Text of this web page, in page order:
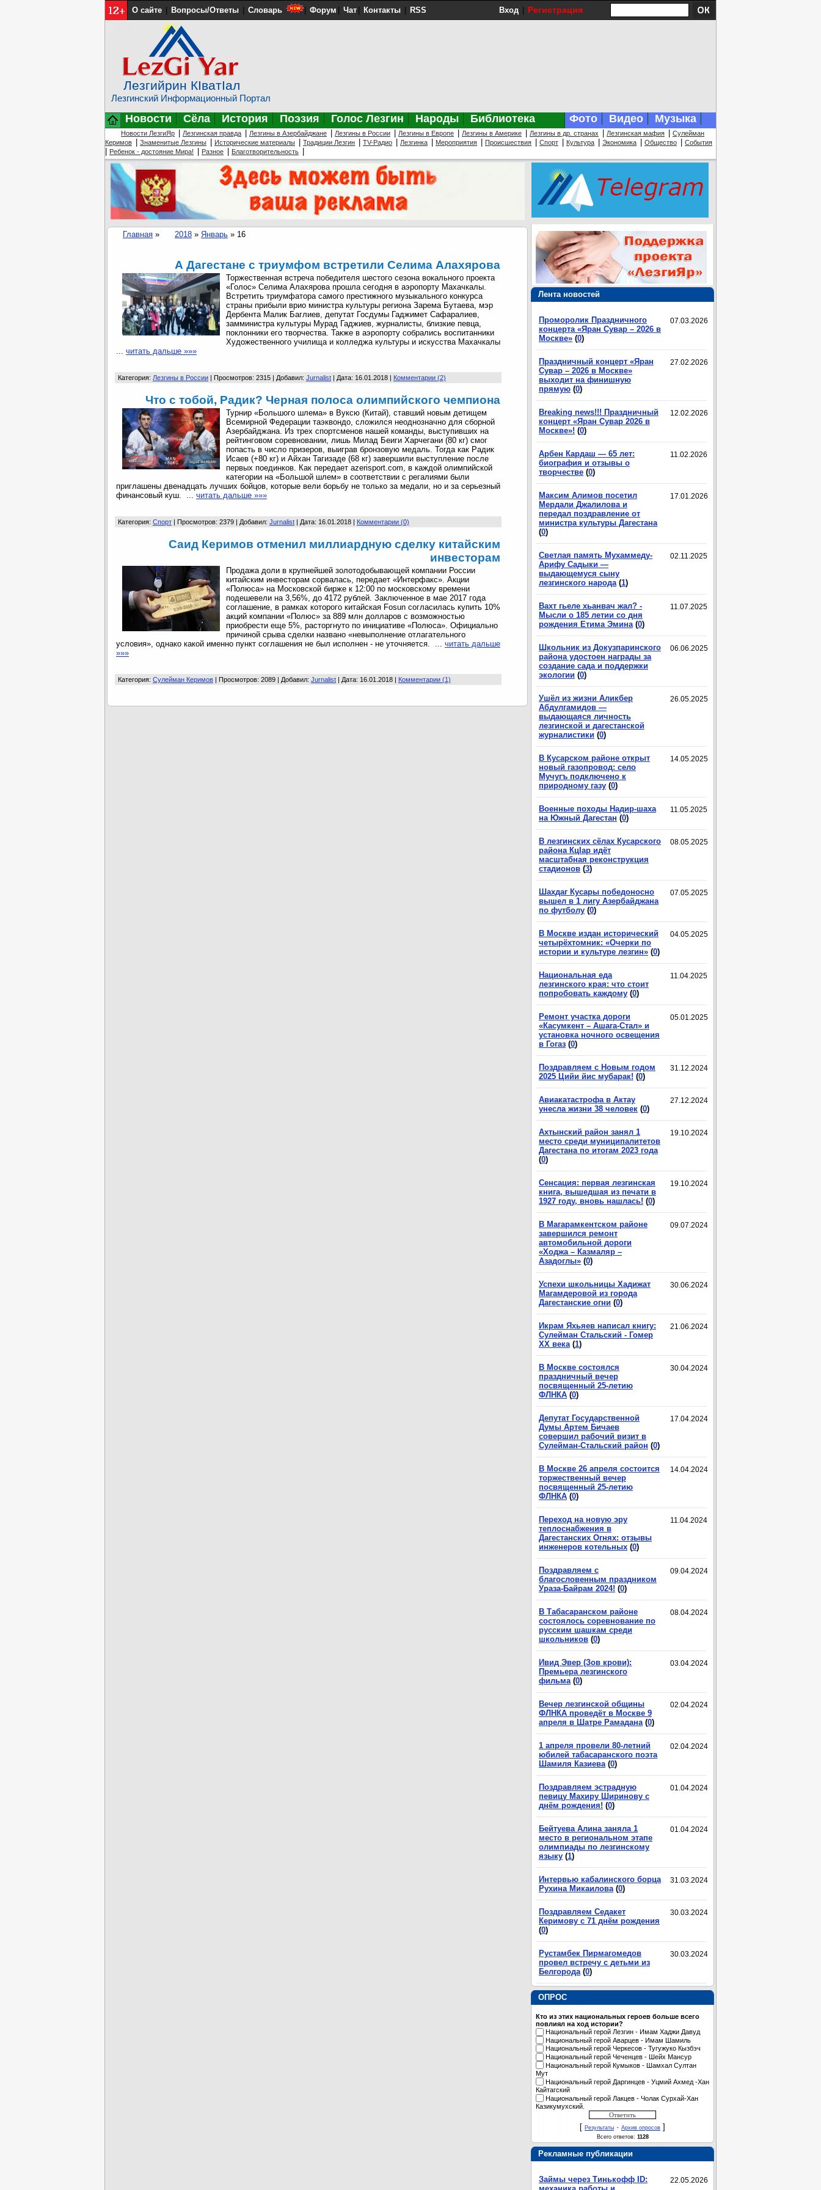
О сайте Вопросы/Ответы Словарь Форум Чат Контакты RSS Вход Регистрация
Лезгийрин КIватIал
Лезгинский Информационный Портал
Новости Сёла История Поэзия Голос Лезгин Народы Библиотека Фото Видео Музыка
Новости ЛезгиЯр Лезгинская правда Лезгины в Азербайджане Лезгины в России Лезгины в Европе Лезгины в Америке Лезгины в др. странах Лезгинская мафия
Сулейман
Керимов
Знаменитые Лезгины Исторические материалы Традиции Лезгин TV-Радио Лезгинка Мероприятия Происшествия Спорт Культура Экономика Общество События
Ребенок - достояние Мира! Разное Благотворительность
Лента новостей
07.03.2026
Проморолик Праздничного
концерта «Яран Сувар – 2026 в
Москве» (0)
27.02.2026
Праздничный концерт «Яран
Сувар – 2026 в Москве»
выходит на финишную
прямую (0)
12.02.2026
Breaking news!!! Праздничный
концерт «Яран Сувар 2026 в
Москве»! (0)
11.02.2026
Арбен Кардаш — 65 лет:
биография и отзывы о
творчестве (0)
17.01.2026
Максим Алимов посетил
Мердали Джалилова и
передал поздравление от
министра культуры Дагестана
(0)
02.11.2025
Светлая память Мухаммеду-
Арифу Садыки —
выдающемуся сыну
лезгинского народа (1)
11.07.2025
Вахт гьеле хьанвач жал? -
Мысли о 185 летии со дня
рождения Етима Эмина (0)
06.06.2025
Школьник из Докузпаринского
района удостоен награды за
создание сада и поддержки
экологии (0)
26.05.2025
Ушёл из жизни Аликбер
Абдулгамидов —
выдающаяся личность
лезгинской и дагестанской
журналистики (0)
14.05.2025
В Кусарском районе открыт
новый газопровод: село
Мучугъ подключено к
природному газу (0)
11.05.2025
Военные походы Надир-шаха
на Южный Дагестан (0)
08.05.2025
В лезгинских сёлах Кусарского
района КцIар идёт
масштабная реконструкция
стадионов (3)
07.05.2025
Шахдаг Кусары победоносно
вышел в 1 лигу Азербайджана
по футболу (0)
04.05.2025
В Москве издан исторический
четырёхтомник: «Очерки по
истории и культуре лезгин» (0)
11.04.2025
Национальная еда
лезгинского края: что стоит
попробовать каждому (0)
05.01.2025
Ремонт участка дороги
«Касумкент – Ашага-Стал» и
установка ночного освещения
в Гогаз (0)
31.12.2024
Поздравляем с Новым годом
2025 Цийи йис мубарак! (0)
27.12.2024
Авиакатастрофа в Актау
унесла жизни 38 человек (0)
19.10.2024
Ахтынский район занял 1
место среди муниципалитетов
Дагестана по итогам 2023 года
(0)
19.10.2024
Сенсация: первая лезгинская
книга, вышедшая из печати в
1927 году, вновь нашлась! (0)
09.07.2024
В Магарамкентском районе
завершился ремонт
автомобильной дороги
«Ходжа – Казмаляр –
Азадоглы» (0)
30.06.2024
Успехи школьницы Хадижат
Магамдеровой из города
Дагестанские огни (0)
21.06.2024
Икрам Яхьяев написал книгу:
Сулейман Стальский - Гомер
XX века (1)
30.04.2024
В Москве состоялся
праздничный вечер
посвященный 25-летию
ФЛНКА (0)
17.04.2024
Депутат Государственной
Думы Артем Бичаев
совершил рабочий визит в
Сулейман-Стальский район (0)
14.04.2024
В Москве 26 апреля состоится
торжественный вечер
посвященный 25-летию
ФЛНКА (0)
11.04.2024
Переход на новую эру
теплоснабжения в
Дагестанских Огнях: отзывы
инженеров котельных (0)
09.04.2024
Поздравляем с
благословенным праздником
Ураза-Байрам 2024! (0)
08.04.2024
В Табасаранском районе
состоялось соревнование по
русским шашкам среди
школьников (0)
03.04.2024
Ивид Эвер (Зов крови):
Премьера лезгинского
фильма (0)
02.04.2024
Вечер лезгинской общины
ФЛНКА проведёт в Москве 9
апреля в Шатре Рамадана (0)
02.04.2024
1 апреля провели 80-летний
юбилей табасаранского поэта
Шамиля Казиева (0)
01.04.2024
Поздравляем эстрадную
певицу Махиру Ширинову с
днём рождения! (0)
01.04.2024
Бейтуева Алина заняла 1
место в региональном этапе
олимпиады по лезгинскому
языку (1)
31.03.2024
Интервью кабалинского борца
Рухина Микаилова (0)
30.03.2024
Поздравляем Седакет
Керимову с 71 днём рождения
(0)
30.03.2024
Рустамбек Пирмагомедов
провел встречу с детьми из
Белгорода (0)
ОПРОС
Кто из этих национальных героев больше всего
повлиял на ход истории?
Национальный герой Лезгин - Имам Хаджи Давуд
Национальный герой Аварцев - Имам Шамиль
Национальный герой Черкесов - Тугужуко Кызбэч
Национальный герой Чеченцев - Шейх Мансур
Национальный герой Кумыков - Шамхал Султан
Мут
Национальный герой Даргинцев - Уцмий Ахмед -Хан
Кайтагский
Национальный герой Лакцев - Чолак Сурхай-Хан
Казикумухский.
[ Результаты · Архив опросов ]
Всего ответов: 1128
Рекламные публикации
22.05.2026
Займы через Тинькофф ID:
Главная » 2018 » Январь » 16
А Дагестане с триумфом встретили Селима Алахярова
Торжественная встреча победителя шестого сезона вокального проекта
«Голос» Селима Алахярова прошла сегодня в аэропорту Махачкалы.
Встретить триумфатора самого престижного музыкального конкурса
страны прибыли врио министра культуры региона Зарема Бутаева, мэр
Дербента Малик Баглиев, депутат Госдумы Гаджимет Сафаралиев,
замминистра культуры Мурад Гаджиев, журналисты, близкие певца,
поклонники его творчества. Также в аэропорту собрались воспитанники
Художественного училища и колледжа культуры и искусства Махачкалы
... читать дальше »»»
Категория: Лезгины в России | Просмотров: 2315 | Добавил: Jurnalist | Дата: 16.01.2018 | Комментарии (2)
Что с тобой, Радик? Черная полоса олимпийского чемпиона
Турнир «Большого шлема» в Вуксю (Китай), ставший новым детищем
Всемирной Федерации таэквондо, сложился неоднозначно для сборной
Азербайджана. Из трех спортсменов нашей команды, выступивших на
рейтинговом соревновании, лишь Милад Беиги Харчегани (80 кг) смог
попасть в число призеров, выиграв бронзовую медаль. Тогда как Радик
Исаев (+80 кг) и Айхан Тагизаде (68 кг) завершили выступление после
первых поединков. Как передает azerisport.com, в каждой олимпийской
категории на «Большой шлем» в соответствии с регалиями были
приглашены двенадцать лучших бойцов, которые вели борьбу не только за медали, но и за серьезный
финансовый куш. ... читать дальше »»»
Категория: Спорт | Просмотров: 2379 | Добавил: Jurnalist | Дата: 16.01.2018 | Комментарии (0)
Саид Керимов отменил миллиардную сделку китайским
инвесторам
Продажа доли в крупнейшей золотодобывающей компании России
китайским инвесторам сорвалась, передает «Интерфакс». Акции
«Полюса» на Московской бирже к 12:00 по московскому времени
подешевели на 3,56%, до 4172 рублей. Заключенное в мае 2017 года
соглашение, в рамках которого китайская Fosun согласилась купить 10%
акций компании «Полюс» за 889 млн долларов с возможностью
приобрести еще 5%, расторгнуто по инициативе «Полюса». Официально
причиной срыва сделки названо «невыполнение отлагательного
условия», однако какой именно пункт соглашения не был исполнен - не уточняется. ... читать дальше
»»»
Категория: Сулейман Керимов | Просмотров: 2089 | Добавил: Jurnalist | Дата: 16.01.2018 | Комментарии (1)